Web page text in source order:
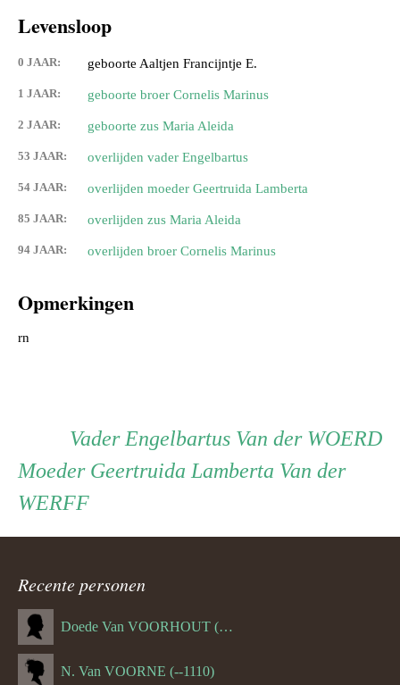
Levensloop
0 JAAR: geboorte Aaltjen Francijntje E.
1 JAAR: geboorte broer Cornelis Marinus
2 JAAR: geboorte zus Maria Aleida
53 JAAR: overlijden vader Engelbartus
54 JAAR: overlijden moeder Geertruida Lamberta
85 JAAR: overlijden zus Maria Aleida
94 JAAR: overlijden broer Cornelis Marinus
Opmerkingen
rn
Persoon
ouder
Vader Vader
Engelbartus Van der WOERD
Moeder Moeder
Geertruida Lamberta Van der
WERFF
Recente personen
Doede Van VOORHOUT (Van FORNEHOLT) (--1101)
N. Van VOORNE (--1110)